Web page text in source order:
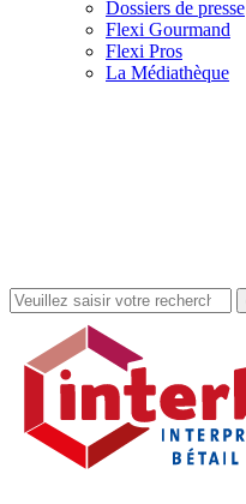
Dossiers de presse
Flexi Gourmand
Flexi Pros
La Médiathèque
Rechercher
dans
site